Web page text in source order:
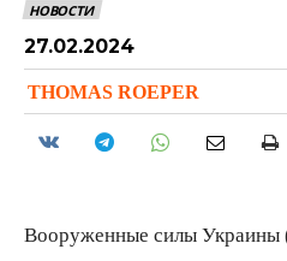
НОВОСТИ
27.02.2024
THOMAS ROEPER
Вооруженные силы Украины